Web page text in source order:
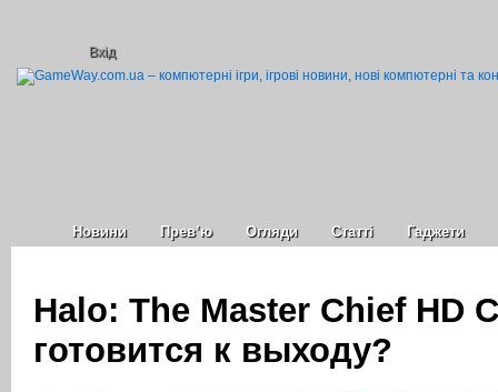
Вхід
Новини Прев’ю Огляди Статті Гаджети
Halo: The Master Chief HD
готовится к выходу?